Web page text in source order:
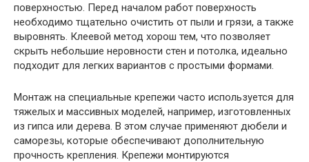
поверхностью. Перед началом работ поверхность
необходимо тщательно очистить от пыли и грязи, а также
выровнять. Клеевой метод хорош тем, что позволяет
скрыть небольшие неровности стен и потолка, идеально
подходит для легких вариантов с простыми формами.
Монтаж на специальные крепежи часто используется для
тяжелых и массивных моделей, например, изготовленных
из гипса или дерева. В этом случае применяют дюбели и
саморезы, которые обеспечивают дополнительную
прочность крепления. Крепежи монтируются